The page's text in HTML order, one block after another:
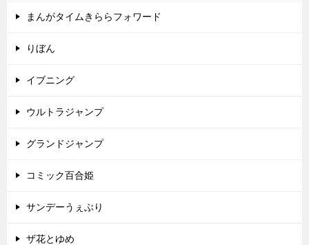
まんがタイムきららフォワード
りぼん
イブニング
ウルトラジャンプ
グランドジャンプ
コミック百合姫
サンデーうぇぶり
ザ花とゆめ